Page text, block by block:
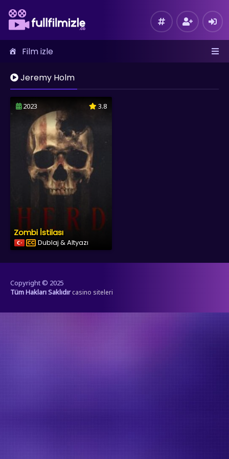
Film izle
Jeremy Holm
2023 3.8
Zombi İstilası
Dublaj & Altyazı
Copyright © 2025
Tüm Hakları Saklıdır casino siteleri